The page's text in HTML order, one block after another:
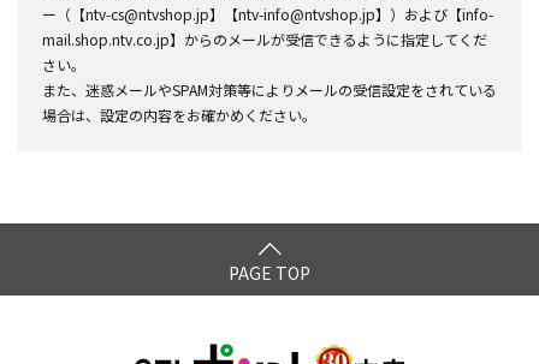
ー（【ntv-cs@ntvshop.jp】【ntv-info@ntvshop.jp】）および【info-
mail.shop.ntv.co.jp】からのメールが受信できるように指定してくだ
さい。
また、迷惑メールやSPAM対策等によりメールの受信設定をされている
場合は、設定の内容をお確かめください。
PAGE TOP